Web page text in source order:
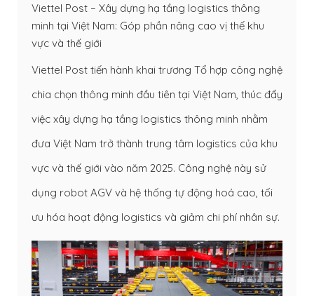
Viettel Post – Xây dựng hạ tầng logistics thông
minh tại Việt Nam: Góp phần nâng cao vị thế khu
vực và thế giới
Viettel Post tiến hành khai trương Tổ hợp công nghệ
chia chọn thông minh đầu tiên tại Việt Nam, thúc đẩy
việc xây dựng hạ tầng logistics thông minh nhằm
đưa Việt Nam trở thành trung tâm logistics của khu
vực và thế giới vào năm 2025. Công nghệ này sử
dụng robot AGV và hệ thống tự động hoá cao, tối
ưu hóa hoạt động logistics và giảm chi phí nhân sự.